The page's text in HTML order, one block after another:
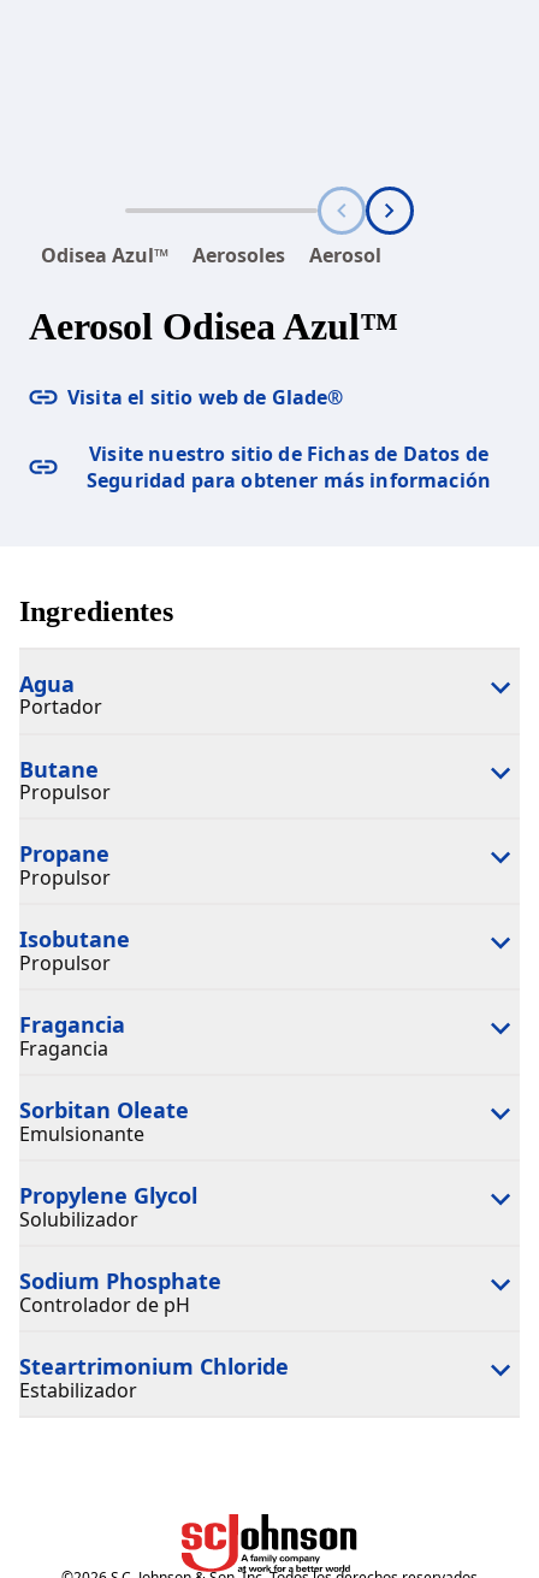
Odisea Azul™ Aerosoles Aerosol
Aerosol Odisea Azul™
Visita el sitio web de Glade®
Visite nuestro sitio de Fichas de Datos de
Seguridad para obtener más información
Ingredientes
Agua
Portador
Butane
Propulsor
Propane
Propulsor
Isobutane
Propulsor
Fragancia
Fragancia
Sorbitan Oleate
Emulsionante
Propylene Glycol
Solubilizador
Sodium Phosphate
Controlador de pH
Steartrimonium Chloride
Estabilizador